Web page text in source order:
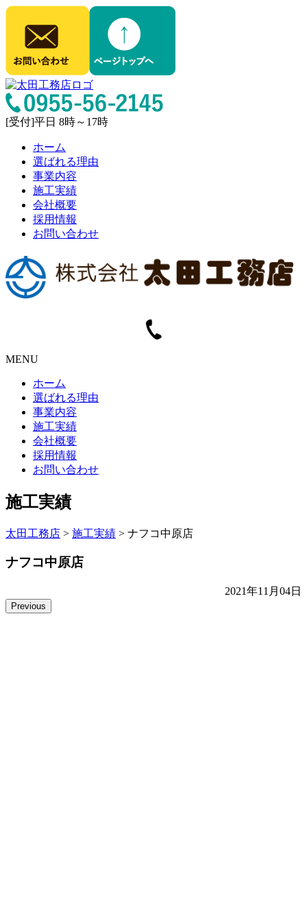
[受付]平日 8時～17時
ホーム
選ばれる理由
事業内容
施工実績
会社概要
採用情報
お問い合わせ
MENU
ホーム
選ばれる理由
事業内容
施工実績
会社概要
採用情報
お問い合わせ
施工実績
太田工務店 > 施工実績 > ナフコ中原店
ナフコ中原店
2021年11月04日
Previous